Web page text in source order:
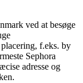
ved at besøge
f.eks. by
Sephora
adresse og